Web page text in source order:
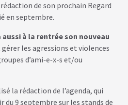
de son prochain Regard
en septembre.
aussi à la rentrée son nouveau
les agressions et violences
d’ami-e-x-s et/ou
la rédaction de l’agenda, qui
du 9 septembre sur les stands de